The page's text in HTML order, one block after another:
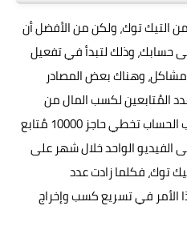
التيك توك، ولكن من الأفضل أن
حسابك، وذلك لتبدأ في تفعيل
وهناك بعض المصادر
المُتابعين لكسب المال من
التطبيق، وعليه يتعين على صاحب الحساب تخطي حاجز 10000 مُتابع
على الفيديو الواحد خلال شهر على
توك، فكلما زادت عدد
الأمر في تسريع كسب وإخراج